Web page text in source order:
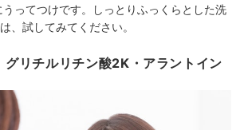
ってつけです。しっとりふっくらとした洗
、試してみてください。
グリチルリチン酸2K・アラントイン